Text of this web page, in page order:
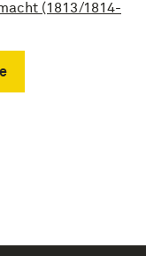
(1813/1814-